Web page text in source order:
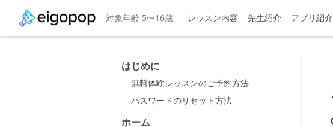
対象年齢 5〜16歳 レッスン内容 先生紹介 アプリ紹介
はじめに
無料体験レッスンのご予約方法
パスワードのリセット方法
ホーム